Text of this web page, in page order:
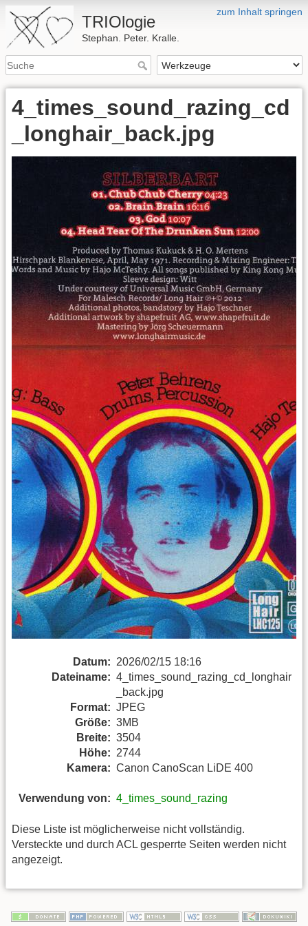
zum Inhalt springen
TRIOlogie
Stephan. Peter. Kralle.
4_times_sound_razing_cd
_longhair_back.jpg
Datum: 2026/02/15 18:16
Dateiname: 4_times_sound_razing_cd_longhair
_back.jpg
Format: JPEG
Größe: 3MB
Breite: 3504
Höhe: 2744
Kamera: Canon CanoScan LiDE 400
Verwendung von: 4_times_sound_razing
Diese Liste ist möglicherweise nicht vollständig.
Versteckte und durch ACL gesperrte Seiten werden nicht
angezeigt.